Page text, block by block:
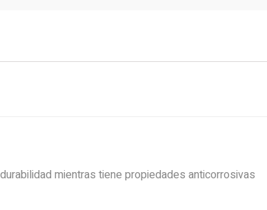
mientras tiene propiedades anticorrosivas